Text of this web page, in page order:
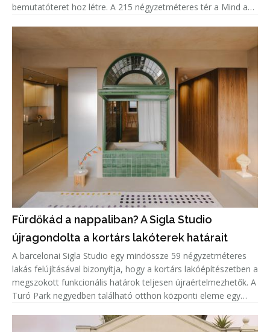
bemutatóteret hoz létre. A 215 négyzetméteres tér a Mind and
Fürdőkád a nappaliban? A Sigla Studio
újragondolta a kortárs lakóterek határait
A barcelonai Sigla Studio egy mindössze 59 négyzetméteres
lakás felújításával bizonyítja, hogy a kortárs lakóépítészetben a
megszokott funkcionális határok teljesen újraértelmezhetők. A
Turó Park negyedben található otthon központi eleme egy